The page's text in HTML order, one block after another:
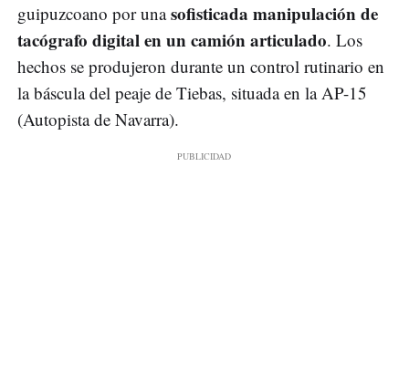
guipuzcoano por unasofisticada manipulación de
tacógrafo digital en un camión articulado. Los
hechos se produjeron durante un control rutinario en
la báscula del peaje de Tiebas, situada en la AP-15
(Autopista de Navarra).